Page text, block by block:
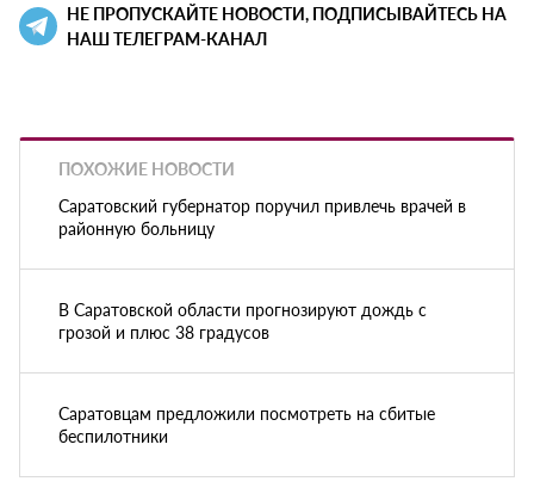
НЕ ПРОПУСКАЙТЕ НОВОСТИ, ПОДПИСЫВАЙТЕСЬ НА
НАШ ТЕЛЕГРАМ-КАНАЛ
ПОХОЖИЕ НОВОСТИ
Саратовский губернатор поручил привлечь врачей в
районную больницу
В Саратовской области прогнозируют дождь с
грозой и плюс 38 градусов
Саратовцам предложили посмотреть на сбитые
беспилотники